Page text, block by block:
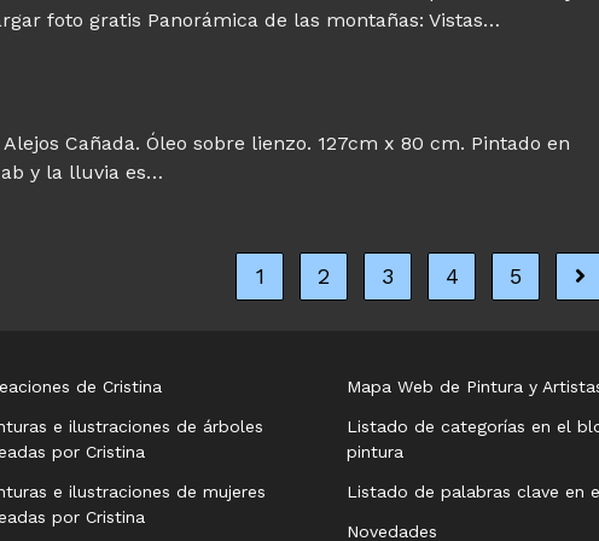
foto gratis Panorámica de las montañas: Vistas…
Cañada. Óleo sobre lienzo. 127cm x 80 cm. Pintado en
y la lluvia es…
1 2 3 4 5 Ir
de Cristina
e ilustraciones de árboles
por Cristina
e ilustraciones de mujeres
por Cristina
Mapa Web de Pintura y
Listado de categorías en el
pintura
Listado de palabras clave en
Novedades